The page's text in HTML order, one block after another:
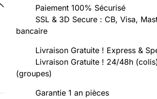
Paiement 100% Sécurisé
SSL & 3D Secure : CB, Visa,
bancaire
Livraison Gratuite ! Express &
Livraison Gratuite ! 24/48h
(groupes)
Garantie 1 an pièces